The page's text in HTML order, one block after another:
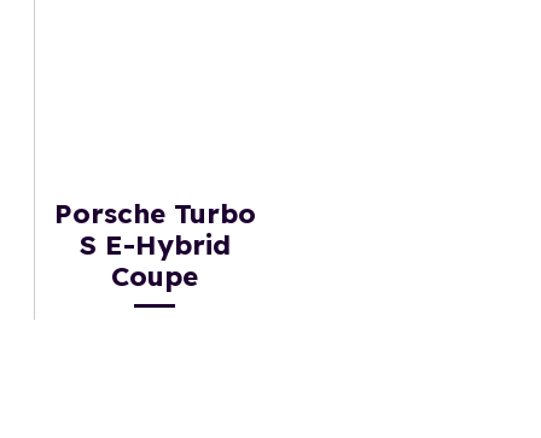
Porsche Turbo
S E-Hybrid
Coupe